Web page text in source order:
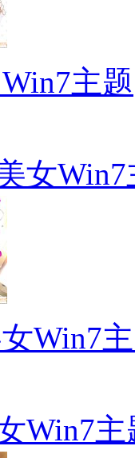
主题
女Win7
Win7
Win7主